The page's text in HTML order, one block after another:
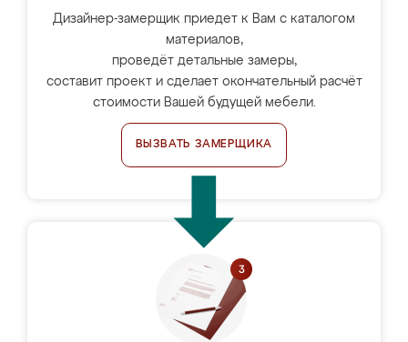
Дизайнер-замерщик приедет к Вам с каталогом
материалов,
проведёт детальные замеры,
составит проект и сделает окончательный расчёт
стоимости Вашей будущей мебели.
ВЫЗВАТЬ ЗАМЕРЩИКА